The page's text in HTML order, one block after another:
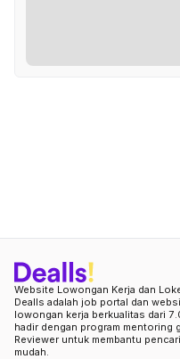
Website Lowongan Kerja dan
Dealls adalah job portal dan
lowongan kerja berkualitas dari
hadir dengan program mentoring
Reviewer untuk membantu
mudah.